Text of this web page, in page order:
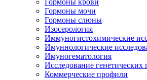
Гормоны крови
Гормоны мочи
Гормоны слюны
Изосерология
Иммуногистохимические
Имуннологические
Имуногематология
Исследование
Коммерческие профили